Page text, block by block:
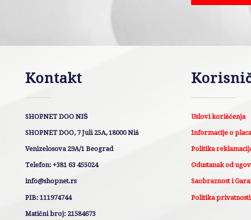
Kontakt
SHOPNET DOO NIŠ
SHOPNET DOO, 7 Juli 25A, 18000 Niš
Venizelosova 29A/1 Beograd
Telefon: +381 63 455024
info@shopnet.rs
PIB: 111974744
Matični broj: 21584673
Uslovi korišćenja
Informacije o
Politika
Odustanak od
Saobraznost i
Politika